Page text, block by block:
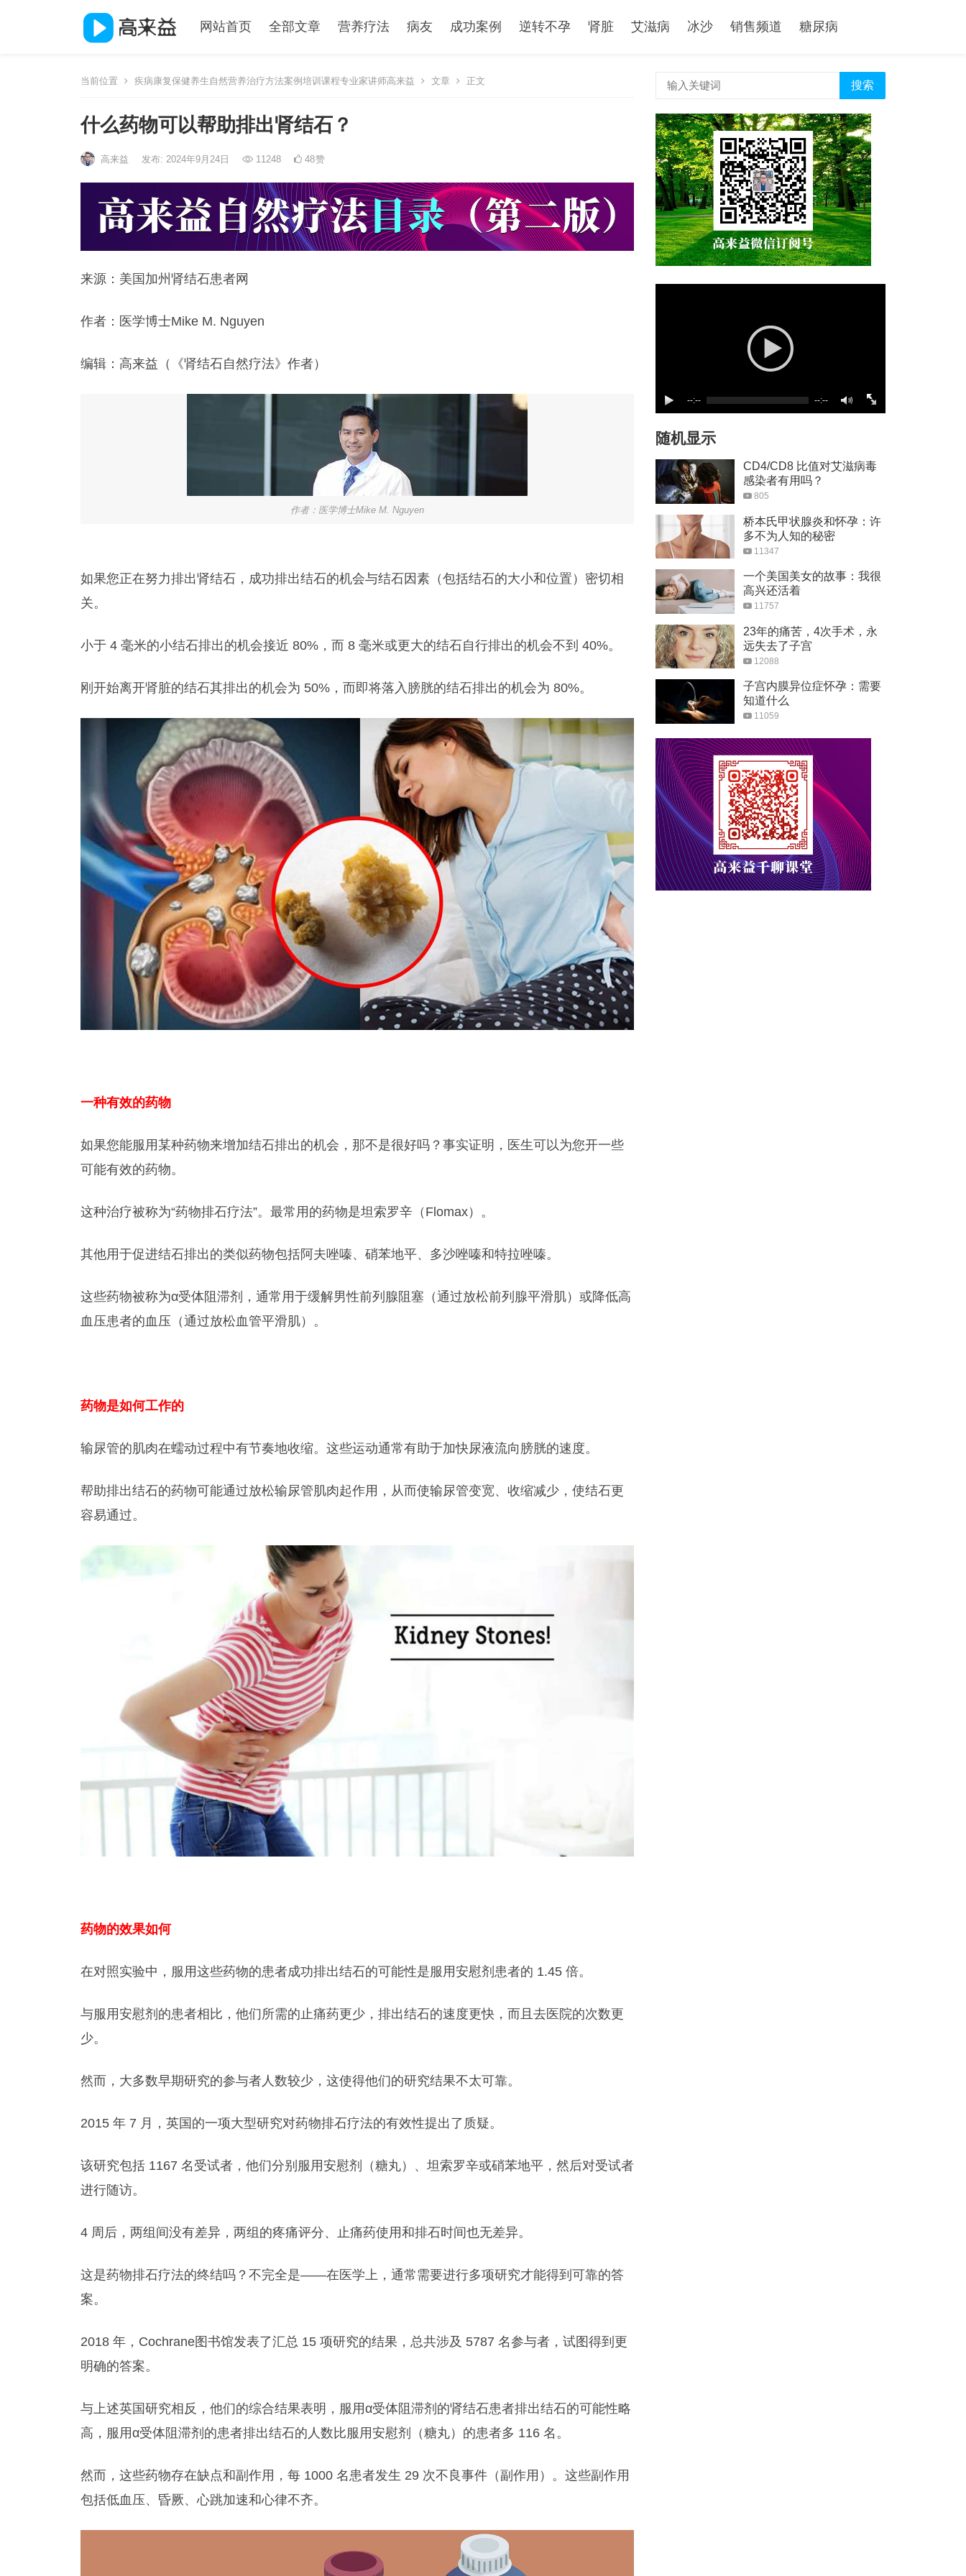
网站首页 全部文章 营养疗法 病友 成功案例 逆转不孕 肾脏 艾滋病 冰沙 销售频道 糖尿病
当前位置 疾病康复保健养生自然营养治疗方法案例培训课程专业家讲师高来益 文章 正文
什么药物可以帮助排出肾结石？
高来益 发布: 2024年9月24日 11248 48赞
来源：美国加州肾结石患者网
作者：医学博士Mike M. Nguyen
编辑：高来益（《肾结石自然疗法》作者）
作者：医学博士Mike M. Nguyen
如果您正在努力排出肾结石，成功排出结石的机会与结石因素（包括结石的大小和位置）密切相
关。
小于 4 毫米的小结石排出的机会接近 80%，而 8 毫米或更大的结石自行排出的机会不到 40%。
刚开始离开肾脏的结石其排出的机会为 50%，而即将落入膀胱的结石排出的机会为 80%。
一种有效的药物
如果您能服用某种药物来增加结石排出的机会，那不是很好吗？事实证明，医生可以为您开一些
可能有效的药物。
这种治疗被称为“药物排石疗法”。最常用的药物是坦索罗辛（Flomax）。
其他用于促进结石排出的类似药物包括阿夫唑嗪、硝苯地平、多沙唑嗪和特拉唑嗪。
这些药物被称为α受体阻滞剂，通常用于缓解男性前列腺阻塞（通过放松前列腺平滑肌）或降低高
血压患者的血压（通过放松血管平滑肌）。
药物是如何工作的
输尿管的肌肉在蠕动过程中有节奏地收缩。这些运动通常有助于加快尿液流向膀胱的速度。
帮助排出结石的药物可能通过放松输尿管肌肉起作用，从而使输尿管变宽、收缩减少，使结石更
容易通过。
药物的效果如何
在对照实验中，服用这些药物的患者成功排出结石的可能性是服用安慰剂患者的 1.45 倍。
与服用安慰剂的患者相比，他们所需的止痛药更少，排出结石的速度更快，而且去医院的次数更
少。
然而，大多数早期研究的参与者人数较少，这使得他们的研究结果不太可靠。
2015 年 7 月，英国的一项大型研究对药物排石疗法的有效性提出了质疑。
该研究包括 1167 名受试者，他们分别服用安慰剂（糖丸）、坦索罗辛或硝苯地平，然后对受试者
进行随访。
4 周后，两组间没有差异，两组的疼痛评分、止痛药使用和排石时间也无差异。
这是药物排石疗法的终结吗？不完全是——在医学上，通常需要进行多项研究才能得到可靠的答
案。
2018 年，Cochrane图书馆发表了汇总 15 项研究的结果，总共涉及 5787 名参与者，试图得到更
明确的答案。
与上述英国研究相反，他们的综合结果表明，服用α受体阻滞剂的肾结石患者排出结石的可能性略
高，服用α受体阻滞剂的患者排出结石的人数比服用安慰剂（糖丸）的患者多 116 名。
然而，这些药物存在缺点和副作用，每 1000 名患者发生 29 次不良事件（副作用）。这些副作用
包括低血压、昏厥、心跳加速和心律不齐。
搜索
--:-- --:--
随机显示
CD4/CD8 比值对艾滋病毒
感染者有用吗？
805
桥本氏甲状腺炎和怀孕：许
多不为人知的秘密
11347
一个美国美女的故事：我很
高兴还活着
11757
23年的痛苦，4次手术，永
远失去了子宫
12088
子宫内膜异位症怀孕：需要
知道什么
11059